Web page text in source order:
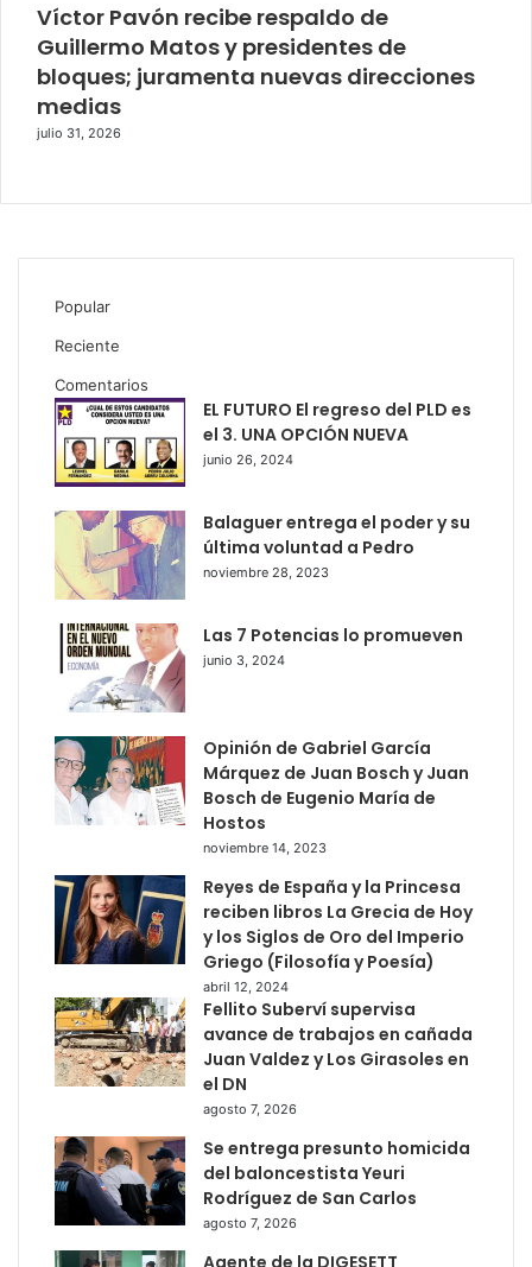
Víctor Pavón recibe respaldo de
Guillermo Matos y presidentes de
bloques; juramenta nuevas direcciones
medias
julio 31, 2026
Popular
Reciente
Comentarios
EL FUTURO El regreso del PLD es
el 3. UNA OPCIÓN NUEVA
junio 26, 2024
Balaguer entrega el poder y su
última voluntad a Pedro
noviembre 28, 2023
Las 7 Potencias lo promueven
junio 3, 2024
Opinión de Gabriel García
Márquez de Juan Bosch y Juan
Bosch de Eugenio María de
Hostos
noviembre 14, 2023
Reyes de España y la Princesa
reciben libros La Grecia de Hoy
y los Siglos de Oro del Imperio
Griego (Filosofía y Poesía)
abril 12, 2024
Fellito Suberví supervisa
avance de trabajos en cañada
Juan Valdez y Los Girasoles en
el DN
agosto 7, 2026
Se entrega presunto homicida
del baloncestista Yeuri
Rodríguez de San Carlos
agosto 7, 2026
Agente de la DIGESETT